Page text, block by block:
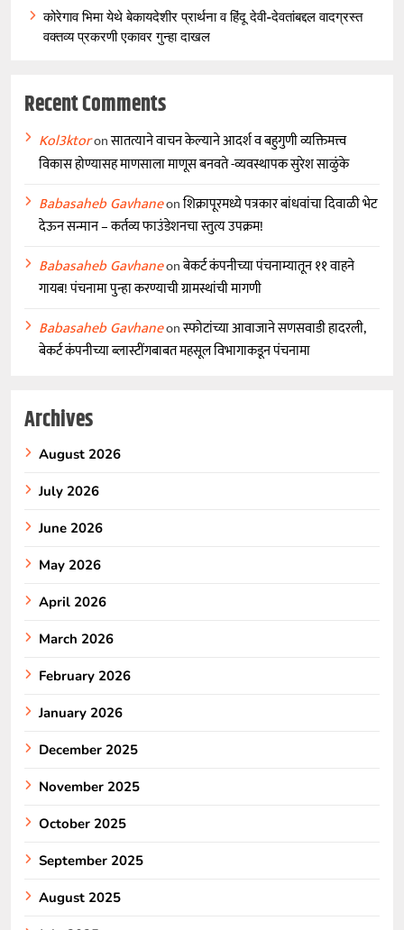
कोरेगाव भिमा येथे बेकायदेशीर प्रार्थना व हिंदू देवी-देवतांबद्दल वादग्रस्त
वक्तव्य प्रकरणी एकावर गुन्हा दाखल
Recent Comments
Kol3ktoronसातत्याने वाचन केल्याने आदर्श व बहुगुणी व्यक्तिमत्त्व
विकास होण्यासह माणसाला माणूस बनवते -व्यवस्थापक सुरेश साळुंके
Babasaheb Gavhaneonशिक्रापूरमध्ये पत्रकार बांधवांचा दिवाळी भेट
देऊन सन्मान – कर्तव्य फाउंडेशनचा स्तुत्य उपक्रम!
Babasaheb Gavhaneonबेकर्ट कंपनीच्या पंचनाम्यातून ११ वाहने
गायब! पंचनामा पुन्हा करण्याची ग्रामस्थांची मागणी
Babasaheb Gavhaneonस्फोटांच्या आवाजाने सणसवाडी हादरली,
बेकर्ट कंपनीच्या ब्लास्टींगबाबत महसूल विभागाकडून पंचनामा
Archives
August 2026
July 2026
June 2026
May 2026
April 2026
March 2026
February 2026
January 2026
December 2025
November 2025
October 2025
September 2025
August 2025